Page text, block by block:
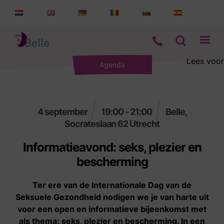
Lees voor
Wie zijn wij
Agenda
4 september 19:00 - 21:00
Belle,
Socrateslaan 62 Utrecht
Informatieavond: seks, plezier en
bescherming
Ter ere van de Internationale Dag van de
Seksuele Gezondheid nodigen we je van harte uit
voor een open en informatieve bijeenkomst met
als thema: seks, plezier en bescherming. In een